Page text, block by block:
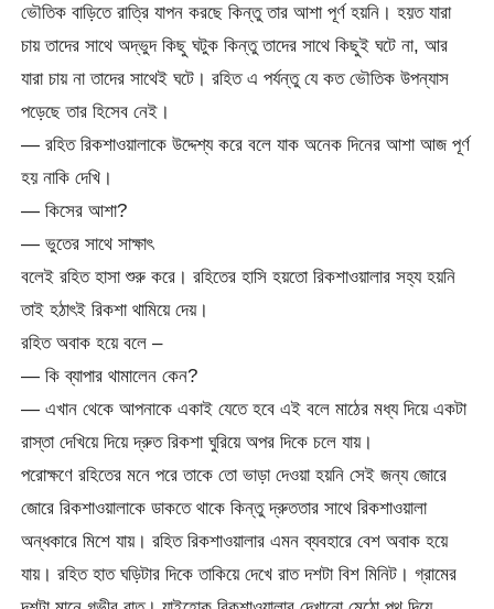
ভৌতিক বাড়িতে রাত্রি যাপন করছে কিন্তু তার আশা পূর্ণ হয়নি। হয়ত যারা
চায় তাদের সাথে অদ্ভুদ কিছু ঘটুক কিন্তু তাদের সাথে কিছুই ঘটে না, আর
যারা চায় না তাদের সাথেই ঘটে। রহিত এ পর্যন্তু যে কত ভৌতিক উপন্যাস
পড়েছে তার হিসেব নেই।
— রহিত রিকশাওয়ালাকে উদ্দেশ্য করে বলে যাক অনেক দিনের আশা আজ পূর্ণ
হয় নাকি দেখি।
— কিসের আশা?
— ভুতের সাথে সাক্ষাৎ
বলেই রহিত হাসা শুরু করে। রহিতের হাসি হয়তো রিকশাওয়ালার সহ্য হয়নি
তাই হঠাৎই রিকশা থামিয়ে দেয়।
রহিত অবাক হয়ে বলে –
— কি ব্যাপার থামালেন কেন?
— এখান থেকে আপনাকে একাই যেতে হবে এই বলে মাঠের মধ্য দিয়ে একটা
রাস্তা দেখিয়ে দিয়ে দ্রুত রিকশা ঘুরিয়ে অপর দিকে চলে যায়।
পরোক্ষণে রহিতের মনে পরে তাকে তো ভাড়া দেওয়া হয়নি সেই জন্য জোরে
জোরে রিকশাওয়ালাকে ডাকতে থাকে কিন্তু দ্রুততার সাথে রিকশাওয়ালা
অন্ধকারে মিশে যায়। রহিত রিকশাওয়ালার এমন ব্যবহারে বেশ অবাক হয়ে
যায়। রহিত হাত ঘড়িটার দিকে তাকিয়ে দেখে রাত দশটা বিশ মিনিট। গ্রামের